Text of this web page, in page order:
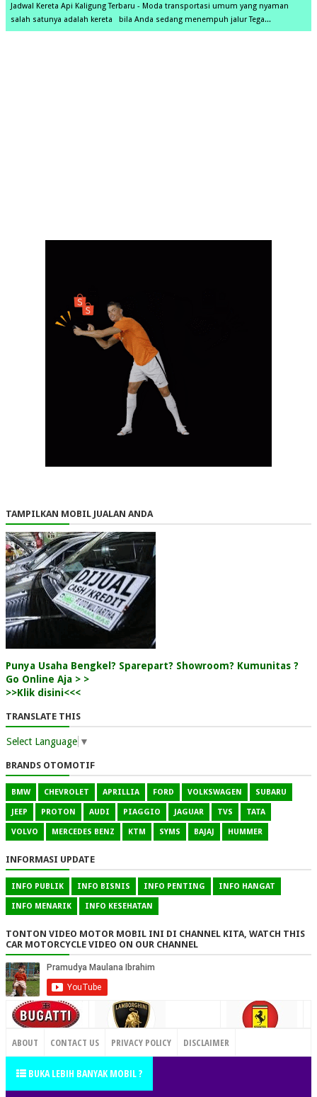
Jadwal Kereta Api Kaligung Terbaru - Moda transportasi umum yang nyaman
salah satunya adalah kereta bila Anda sedang menempuh jalur Tega...
TAMPILKAN MOBIL JUALAN ANDA
Punya Usaha Bengkel? Sparepart? Showroom? Kumunitas ?
Go Online Aja > >
>>Klik disini<<<
TRANSLATE THIS
Select Language ▼
BRANDS OTOMOTIF
BMW CHEVROLET APRILLIA FORD VOLKSWAGEN SUBARU
JEEP PROTON AUDI PIAGGIO JAGUAR TVS TATA
VOLVO MERCEDES BENZ KTM SYMS BAJAJ HUMMER
INFORMASI UPDATE
INFO PUBLIK INFO BISNIS INFO PENTING INFO HANGAT
INFO MENARIK INFO KESEHATAN
TONTON VIDEO MOTOR MOBIL INI DI CHANNEL KITA, WATCH THIS
CAR MOTORCYCLE VIDEO ON OUR CHANNEL
CONTACT US
ABOUT CONTACT US PRIVACY POLICY DISCLAIMER
TERMS OF SERVICE SITEMAP
BUKA LEBIH BANYAK MOBIL ?